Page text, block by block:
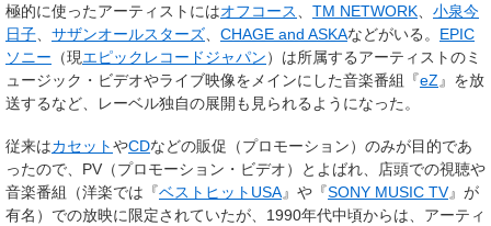
極的に使ったアーティストにはオフコース TM NETWORK
小泉今
日子
サザンオールスターズ CHAGE and ASKAなどがいる。 EPIC
ソニー （現エピックレコードジャパン）は所属するアーティストのミ
ュージック・ビデオやライブ映像をメインにした音楽番組『eZ 』を放
送するなど、レーベル独自の展開も見られるようになった。
従来はカセットやCDなどの販促（プロモーション）のみが目的であ
ったので、PV（プロモーション・ビデオ）とよばれ、店頭での視聴や
音楽番組（洋楽では『ベストヒットUSA』や『SONY MUSIC TV』が
有名）での放映に限定されていたが、1990年代中頃からは、アーティ